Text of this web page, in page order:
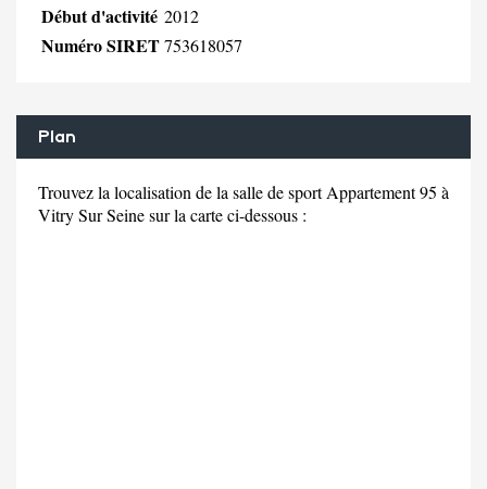
Début d'activité 2012
Numéro SIRET753618057
Plan
Trouvez la localisation de la salle de sport Appartement 95 à
Vitry Sur Seine sur la carte ci-dessous :